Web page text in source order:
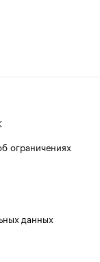
ограничениях
данных